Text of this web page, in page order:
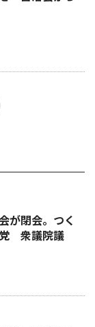
が閉会。つく
衆議院議